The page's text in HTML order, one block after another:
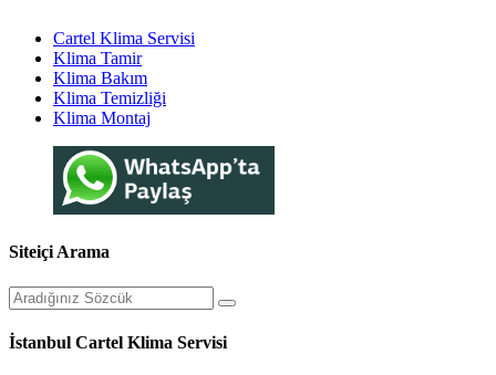
Cartel Klima Servisi
Klima Tamir
Klima Bakım
Klima Temizliği
Klima Montaj
Siteiçi Arama
İstanbul Cartel Klima Servisi